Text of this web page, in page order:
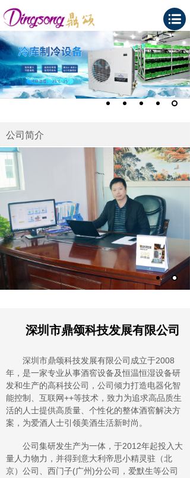
公司简介
MORE
深圳市鼎颂科技发展有限公司
深圳市鼎颂科技发展有限公司成立于2008
年，是一家专业从事酒窖设备及恒温恒湿设备研
发和生产的高科技公司，公司倾力打造电器化智
能控制、互联网++等技术，致力为追求高品质生
活的人士提供高质量、个性化的整体酒窖解决方
案，为爱酒人士引领美酒生活新时尚。
公司集研发生产为一体，于2012年起投入大
量人力物力，并得到意大利帝思小精灵驻（北
京）公司、西门子(广州)分公司，爱默生等公司